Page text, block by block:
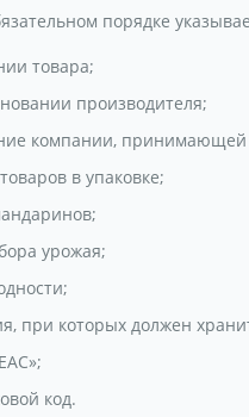
порядке
товара;
производителя;
компании, принимающей
в упаковке;
урожая;
при которых должен
код.